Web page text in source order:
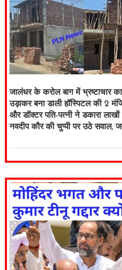
जालंधर के करोल बाग में भ्रष्टाचार
उड़ाकर बना डाली हॉस्पिटल की 2
और डॉक्टर पति-पत्नी ने डकारा लाखों
नवदीप कौर की चुप्पी पर उठे सवाल,